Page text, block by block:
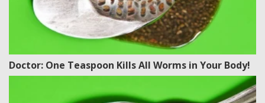
Doctor: One Teaspoon Kills All Worms in Your Body!